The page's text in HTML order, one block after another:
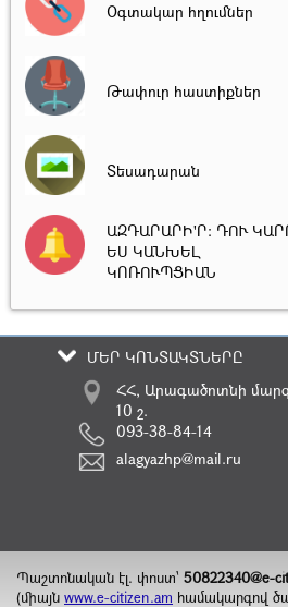
Օգտակար հղումներ
Թափուր հաստիքներ
Տեսադարան
ԱԶԴԱՐԱՐԻ'Ր: ԴՈՒ
ԵՍ ԿԱՆԽԵԼ
ԿՈՌՈՒՊՑԻԱՆ
ՄԵՐ ԿՈՆՏԱԿՏՆԵՐԸ
ՀՀ, Արագածոտնի
10 շ.
093-38-84-14
alagyazhp@mail.ru
Պաշտոնական էլ. փոստ` 50822340@e-
(միայն www.e-citizen.am համակարգով